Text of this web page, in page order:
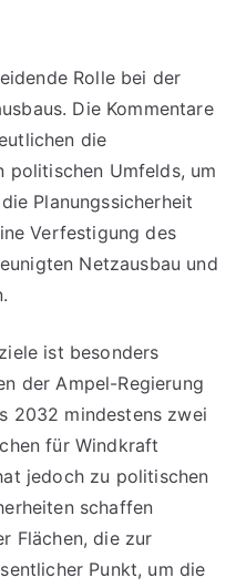
Rolle bei der
Die Kommentare
die
politischen Umfelds, um
Planungssicherheit
Verfestigung des
Netzausbau und
ist besonders
der Ampel-Regierung
2032 mindestens zwei
für Windkraft
jedoch zu politischen
schaffen
Flächen, die zur
Punkt, um die